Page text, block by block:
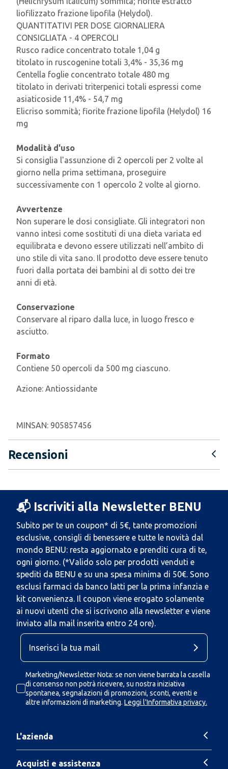
liofilizzato frazione lipofila (Helydol).
QUANTITATIVI PER DOSE GIORNALIERA
CONSIGLIATA - 4 OPERCOLI
Rusco radice concentrato totale 1,04 g
titolato in ruscogenine totali 3,4% - 35,36 mg
Centella foglie concentrato totale 480 mg
titolato in derivati triterpenici totali espressi come
asiaticoside 11,4% - 54,7 mg
Elicriso sommità; fiorite frazione lipofila (Helydol) 16
mg
Modalità d'uso
Si consiglia l'assunzione di 2 opercoli per 2 volte al
giorno nella prima settimana, proseguire
successivamente con 1 opercolo 2 volte al giorno.
Avvertenze
Non superare le dosi consigliate. Gli integratori non
vanno intesi come sostituti di una dieta variata ed
equilibrata e devono essere utilizzati nell’ambito di
uno stile di vita sano. Il prodotto deve essere tenuto
fuori dalla portata dei bambini al di sotto dei tre
anni di età.
Conservazione
Conservare al riparo dalla luce, in luogo fresco e
asciutto.
Formato
Contiene 50 opercoli da 500 mg ciascuno.
Azione: Antiossidante
MINSAN: 905857456
Recensioni
📬 Iscriviti alla Newsletter BENU
Subito per te un coupon* di 5€, tante promozioni
esclusive, consigli di benessere e tutte le novità dal
mondo BENU: resta aggiornato e prenditi cura di te,
ogni giorno. (*Valido solo per prodotti venduti e
spediti da BENU e su una spesa minima di 50€. Sono
esclusi farmaci da banco latti per la prima infanzia e
kit convenienza. Il coupon viene erogato solamente
ai nuovi utenti che si iscrivono alla newsletter e viene
inviato alla mail inserita entro 24 ore).
Marketing/Newsletter Nota: se non viene barrata la casella
di consenso non potrà ricevere, su nostra iniziativa
spontanea, segnalazioni di promozioni, sconti, eventi e
altre informazioni di marketing. Leggi l'Informativa privacy.
L'azienda
Acquisti e assistenza